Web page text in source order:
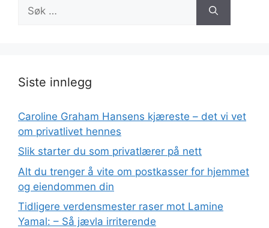
etter:
Siste innlegg
Caroline Graham Hansens kjæreste – det vi vet
om privatlivet hennes
Slik starter du som privatlærer på nett
Alt du trenger å vite om postkasser for hjemmet
og eiendommen din
Tidligere verdensmester raser mot Lamine
Yamal: – Så jævla irriterende